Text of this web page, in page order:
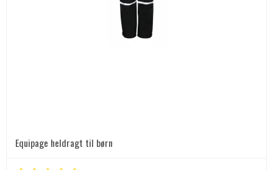
Equipage heldragt til børn